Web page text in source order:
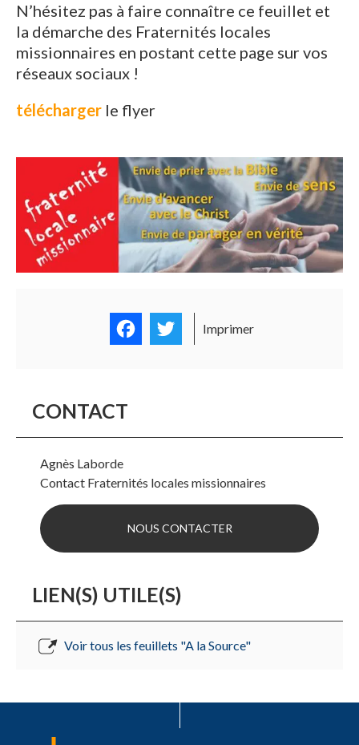
N’hésitez pas à faire connaître ce feuillet et
la démarche des Fraternités locales
missionnaires en postant cette page sur vos
réseaux sociaux !
télécharger le flyer
FacebookTwitter
Imprimer
CONTACT
Agnès Laborde
Contact Fraternités locales missionnaires
NOUS CONTACTER
LIEN(S) UTILE(S)
Voir tous les feuillets "A la Source"